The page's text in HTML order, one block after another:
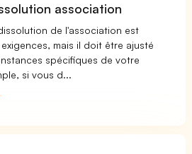
association
de l'association est
mais il doit être ajusté
spécifiques de votre
si vous d...